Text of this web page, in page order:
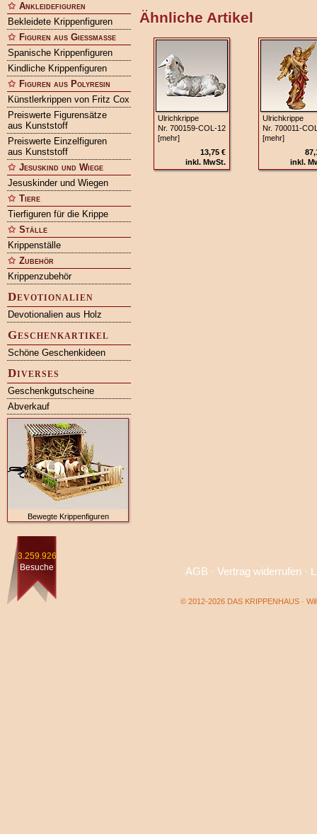
Ankleidefiguren
Bekleidete Krippenfiguren
Figuren aus Gießmasse
Spanische Krippenfiguren
Kindliche Krippenfiguren
Figuren aus Polyresin
Künstlerkrippen von Fritz Cox
Preiswerte Figurensätze
aus Kunststoff
Preiswerte Einzelfiguren
aus Kunststoff
Jesuskind und Wiege
Jesuskinder und Wiegen
Tiere
Tierfiguren für die Krippe
Ställe
Krippenställe
Zubehör
Krippenzubehör
Devotionalien
Devotionalien aus Holz
Geschenkartikel
Schöne Geschenkideen
Diverses
Geschenkgutscheine
Abverkauf
Bewegte Krippenfiguren
Ähnliche Artikel
Ulrichkrippe
Nr. 700159‑COL‑12
[mehr]
13,75 €
inkl. MwSt.
Ulrichkrippe
Nr.
[mehr]
inkl.
3.259.926
Besuche
AGB · Vertrag widerrufen·
© 2012-2026 DAS KRIPPENHAUS ·